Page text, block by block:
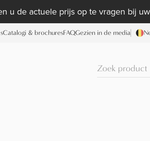
u de actuele prijs op te vragen bij
Catalogi & brochuresFAQGezien in de media